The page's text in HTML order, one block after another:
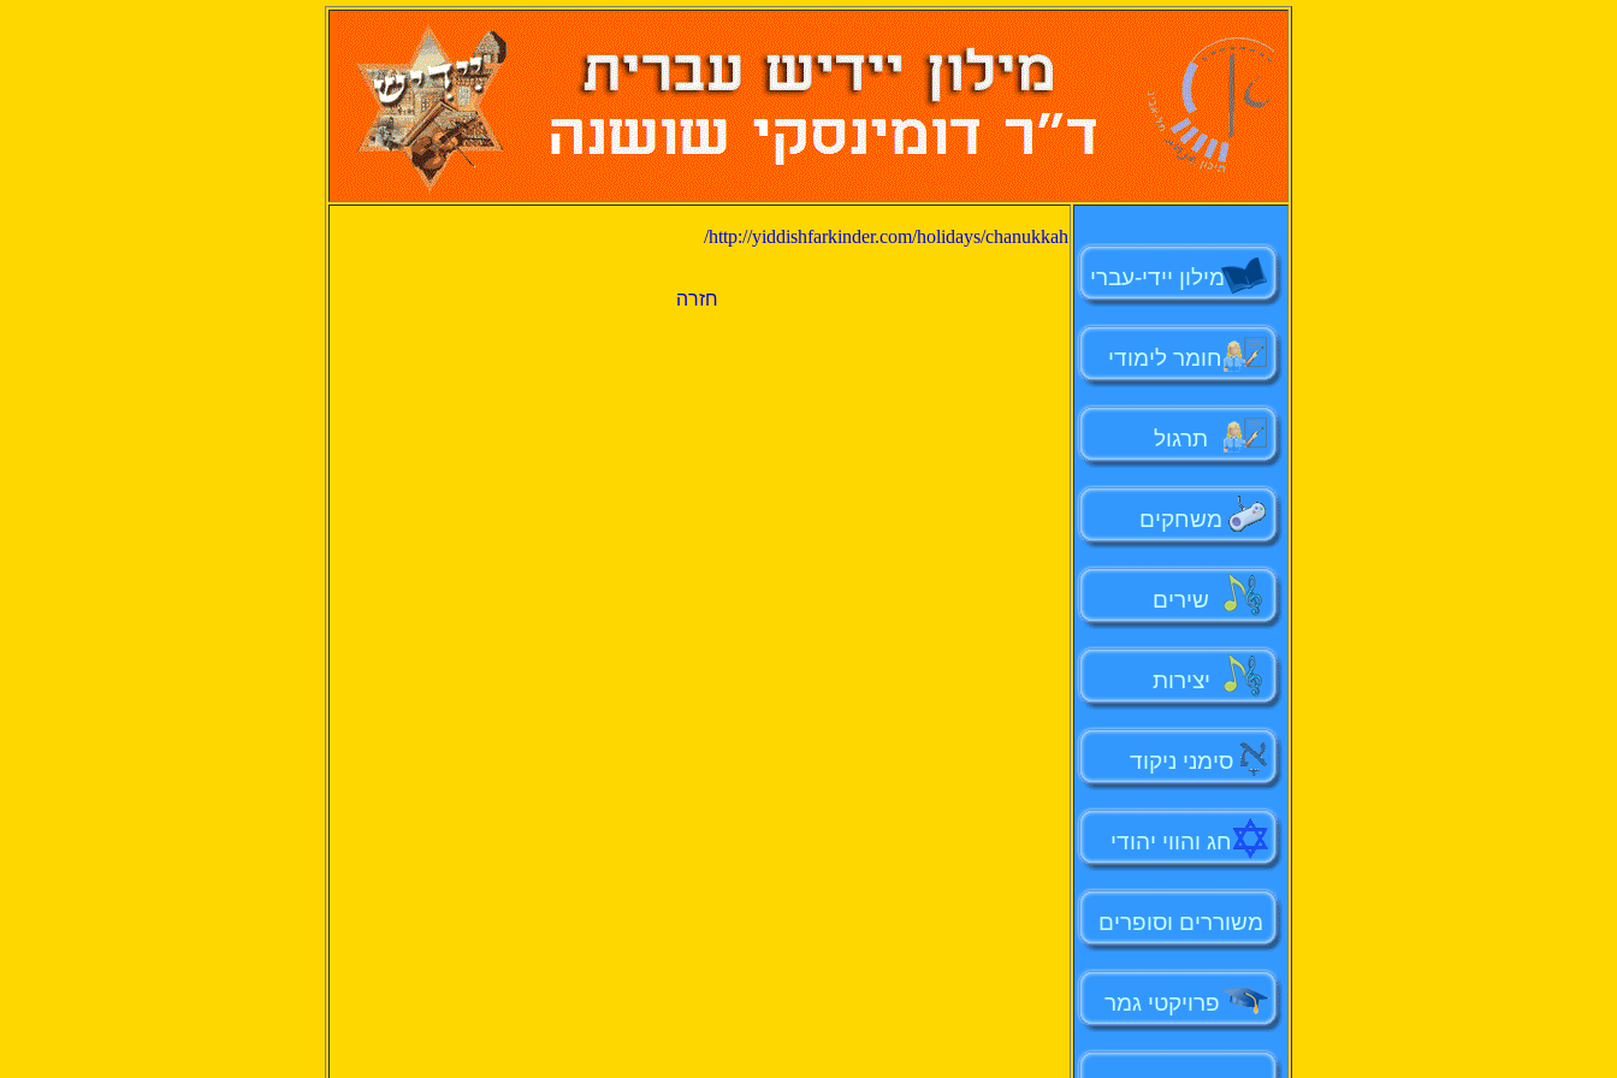
http://yiddishfarkinder.com/holidays/chanukkah/
חזרה
מילון יידי-עברי
חומר לימודי
תרגול
משחקים
שירים
יצירות
סימני ניקוד
חג והווי יהודי
משוררים וסופרים
פרויקטי גמר